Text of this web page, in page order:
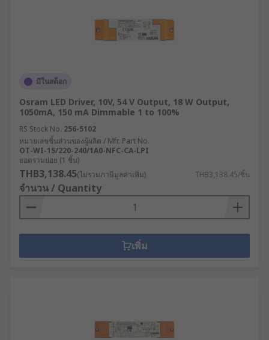
มีในสต็อก
Osram LED Driver, 10V, 54 V Output, 18 W Output,
1050mA, 150 mA Dimmable 1 to 100%
RS Stock No. 256-5102
หมายเลขชิ้นส่วนของผู้ผลิต / Mfr. Part No.
OT-WI-15/220-240/1A0-NFC-CA-LPI
ยอดรวมย่อย (1 ชิ้น)
THB3,138.45(ไม่รวมภาษีมูลค่าเพิ่ม) THB3,138.45/ชิ้น
จำนวน / Quantity
เพิ่ม